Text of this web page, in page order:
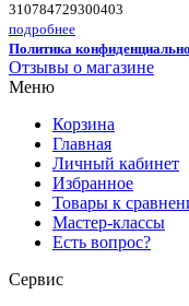
310784729300403
подробнее
Политика
Отзывы о магазине
Меню
Корзина
Главная
Личный кабинет
Избранное
Товары к
Мастер-классы
Есть вопрос?
Сервис